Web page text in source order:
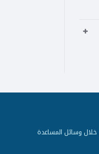
أفضل بروتينوسائل المساعدة